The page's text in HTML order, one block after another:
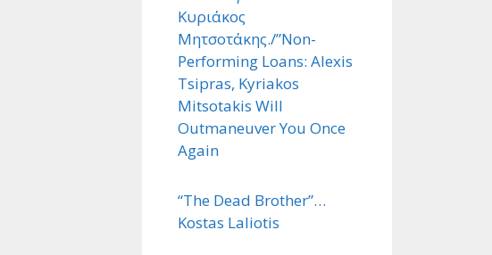
Κυριάκος
Μητσοτάκης./”Non-
Performing Loans: Alexis
Tsipras, Kyriakos
Mitsotakis Will
Outmaneuver You Once
Again
“The Dead Brother”…
Kostas Laliotis